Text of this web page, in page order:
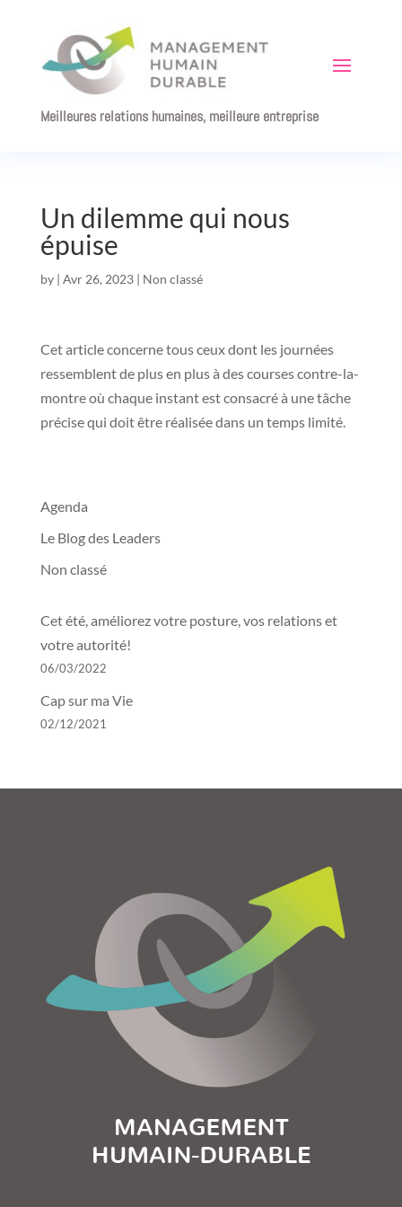
Meilleures relations humaines, meilleure entreprise
Un dilemme qui nous
épuise
by | Avr 26, 2023| Non classé
Cet article concerne tous ceux dont les journées
ressemblent de plus en plus à des courses contre-la-
montre où chaque instant est consacré à une tâche
précise qui doit être réalisée dans un temps limité.
Agenda
Le Blog des Leaders
Non classé
Cet été, améliorez votre posture, vos relations et
votre autorité!
06/03/2022
Cap sur ma Vie
02/12/2021